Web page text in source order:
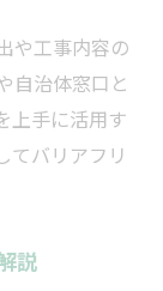
や工事内容の
自治体窓口と
上手に活用す
てバリアフリ
説